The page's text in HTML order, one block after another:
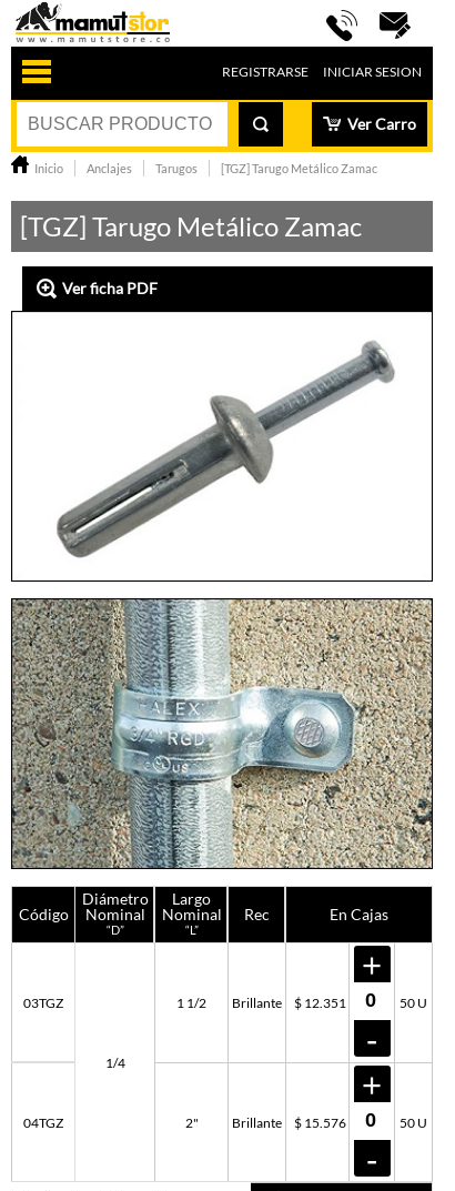
REGISTRARSE INICIAR SESION
Ver Carro
Inicio Anclajes Tarugos [TGZ] Tarugo Metálico Zamac
[TGZ] Tarugo Metálico Zamac
Ver ficha PDF
Código
Diámetro
Nominal
“D”
Largo
Nominal
“L”
Rec En Cajas
03TGZ
1/4
1 1/2 Brillante $ 12.351 50 U
04TGZ 2" Brillante $ 15.576 50 U